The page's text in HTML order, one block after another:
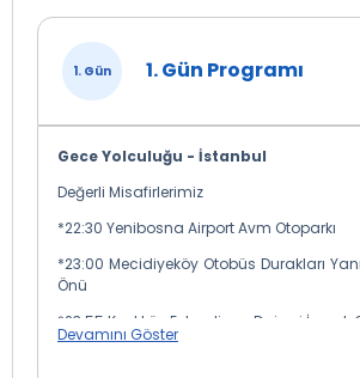
1. Gün 1. Gün Programı
Gece Yolculuğu - İstanbul
Değerli Misafirlerimiz
*22:30 Yenibosna Airport Avm Otoparkı
*23:00 Mecidiyeköy Otobüs Durakları
Önü
*23:55 Kadıköy Evlendirme Dairesi İspark
Devamını Göster